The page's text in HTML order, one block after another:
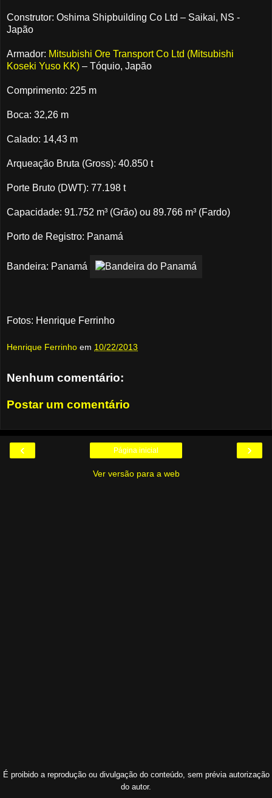
Construtor: Oshima Shipbuilding Co Ltd – Saikai, NS -
Japão
Armador: Mitsubishi Ore Transport Co Ltd (Mitsubishi
Koseki Yuso KK) – Tóquio, Japão
Comprimento: 225 m
Boca: 32,26 m
Calado: 14,43 m
Arqueação Bruta (Gross): 40.850 t
Porte Bruto (DWT): 77.198 t
Capacidade: 91.752 m³ (Grão) ou 89.766 m³ (Fardo)
Porto de Registro: Panamá
Bandeira: Panamá
Fotos: Henrique Ferrinho
Henrique Ferrinho em 10/22/2013
Nenhum comentário:
Postar um comentário
‹ ›
Página inicial
Ver versão para a web
É proibido a reprodução ou divulgação do conteúdo, sem prévia autorização
do autor.